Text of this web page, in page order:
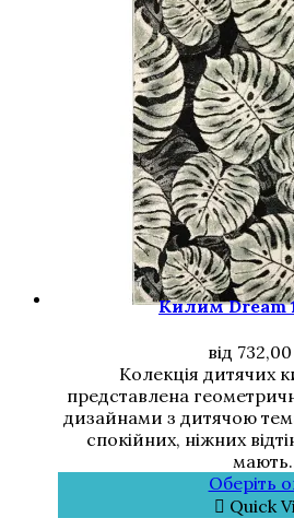
Килим Dream
від 732,00
Колекція дитячих
представлена
дизайнами з дитячою
спокійних, ніжних
Оберіть
Quick